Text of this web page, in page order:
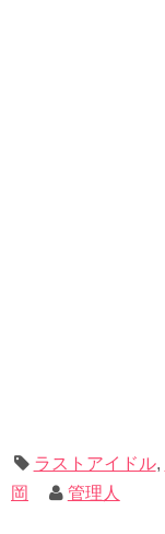
ラストアイドル,
岡
管理人